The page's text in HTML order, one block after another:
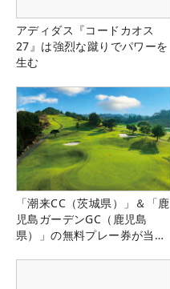
アディダス『コードカオス
27』は強烈な蹴りでパワーを
生む
「潮来CC（茨城県）」＆「鹿
児島ガーデンGC（鹿児島
県）」の無料プレー券が当た